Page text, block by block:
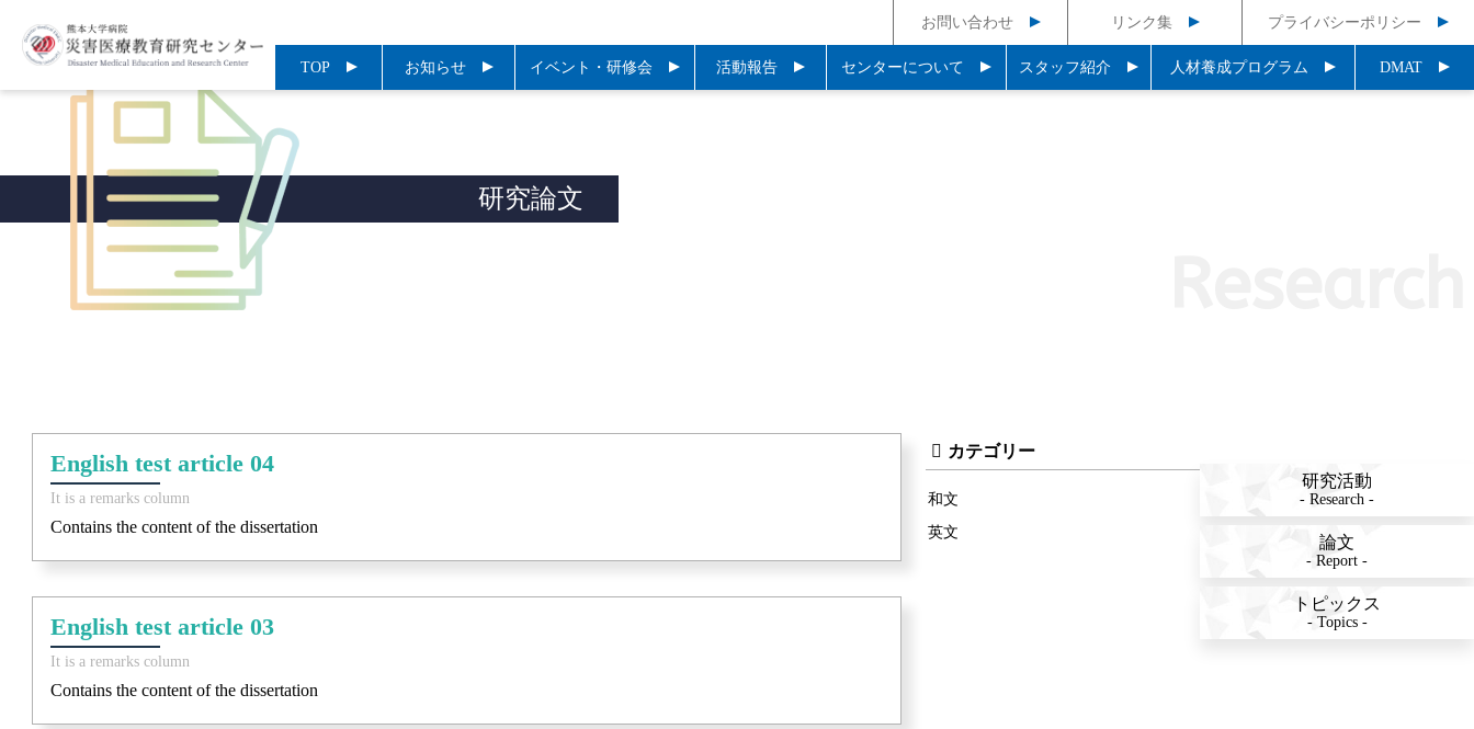
お問い合わせ リンク集 プライバシーポリシー
TOP お知らせ イベント・研修会 活動報告 センターについて スタッフ紹介 人材養成プログラム DMAT
研究論文
研究活動
- Research -
論文
- Report -
トピックス
- Topics -
English test article 04
It is a remarks column
Contains the content of the dissertation
English test article 03
It is a remarks column
Contains the content of the dissertation
カテゴリー
和文
英文